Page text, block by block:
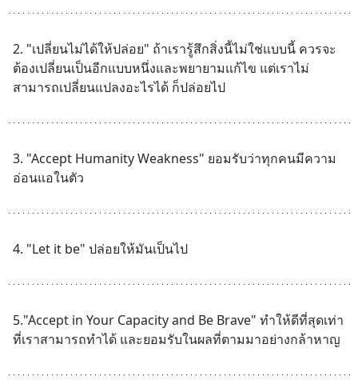
2. "เปลี่ยนไม่ได้ให้ปล่อย" ถ้าเรารู้สึกสิ่งนี้ไม่ใช่แบบนี้ ควรจะ
ต้องเปลี่ยนเป็นอีกแบบหนึ่งและพยายามแก้ไข แต่เราไม่
สามารถเปลี่ยนแปลงอะไรได้ ก็ปล่อยไป
3. "Accept Humanity Weakness" ยอมรับว่าทุกคนมีความ
อ่อนแอในตัว
4. "Let it be" ปล่อยให้มันเป็นไป
5."Accept in Your Capacity and Be Brave" ทำให้ดีที่สุดเท่า
ที่เราสามารถทำได้ และยอมรับในผลที่ตามมาอย่างกล้าหาญ